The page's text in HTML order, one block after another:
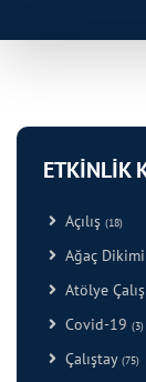
ETKİNLİK
Açılış (18)
Ağaç Dikimi
Atölye
Covid-19 (3)
Çalıştay (75)